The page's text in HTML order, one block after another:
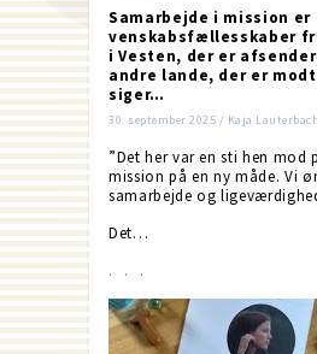
Samarbejde i mission er
venskabsfællesskaber
i Vesten, der er
andre lande, der er
siger…
30. september 2025 / Kaja
”Det her var en sti hen mod
mission på en ny måde. Vi
samarbejde og
Det…